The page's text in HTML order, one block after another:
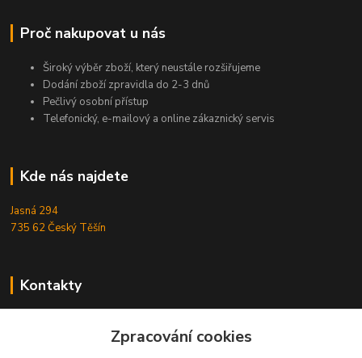
Proč nakupovat u nás
Široký výběr zboží, který neustále rozšiřujeme
Dodání zboží zpravidla do 2-3 dnů
Pečlivý osobní přístup
Telefonický, e-mailový a online zákaznický servis
Kde nás najdete
Jasná 294
735 62 Český Těšín
Kontakty
+420724095453
Zpracování cookies